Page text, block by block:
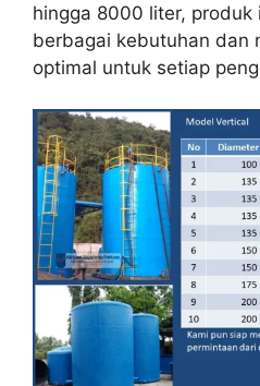
hingga 8000 liter, produk
berbagai kebutuhan dan
optimal untuk setiap